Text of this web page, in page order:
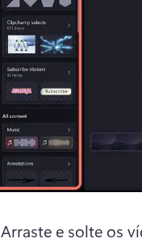
Arraste e solte os